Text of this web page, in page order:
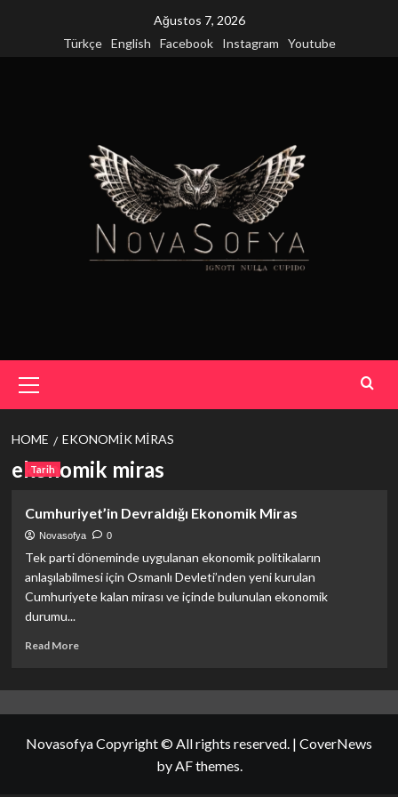
Ağustos 7, 2026
Türkçe
English Facebook Instagram Youtube
Menu
HOME EKONOMIK MIRAS
ekonomik miras
Tarih
Cumhuriyet’in Devraldığı Ekonomik Miras
Novasofya 0
Tek parti döneminde uygulanan ekonomik politikaların
anlaşılabilmesi için Osmanlı Devleti’nden yeni kurulan
Cumhuriyete kalan mirası ve içinde bulunulan ekonomik
durumu...
Read MoreRead
Cumhuriyet’in
Miras
Novasofya Copyright © All rights reserved. | CoverNews
by AF themes.